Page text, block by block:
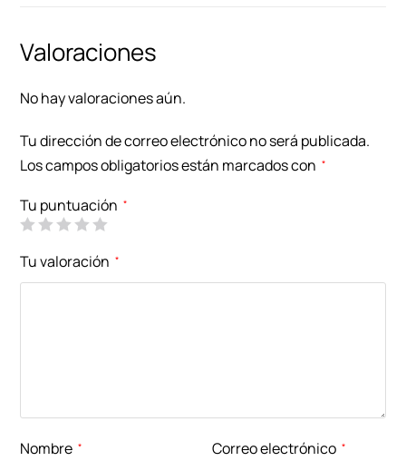
Valoraciones
No hay valoraciones aún.
Tu dirección de correo electrónico no será publicada.
Los campos obligatorios están marcados con *
Tu puntuación *
Tu valoración *
Nombre * Correo electrónico *